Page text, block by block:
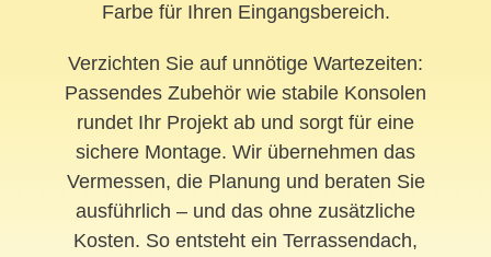
Farbe für Ihren Eingangsbereich.
Verzichten Sie auf unnötige Wartezeiten:
Passendes Zubehör wie stabile Konsolen
rundet Ihr Projekt ab und sorgt für eine
sichere Montage. Wir übernehmen das
Vermessen, die Planung und beraten Sie
ausführlich – und das ohne zusätzliche
Kosten. So entsteht ein Terrassendach,